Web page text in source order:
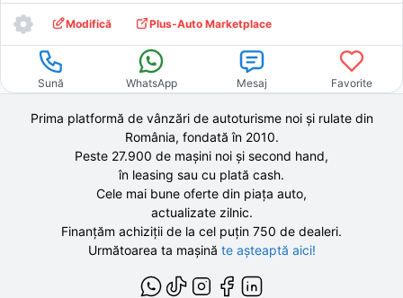
Modifică Plus-Auto Marketplace
Sună WhatsApp Mesaj Favorite
Prima platformă de vânzări de autoturisme noi și rulate din
România, fondată în 2010.
Peste 27.900 de mașini noi și second hand,
în leasing sau cu plată cash.
Cele mai bune oferte din piața auto,
actualizate zilnic.
Finanțăm achiziții de la cel puțin 750 de dealeri.
Următoarea ta mașină te așteaptă aici!